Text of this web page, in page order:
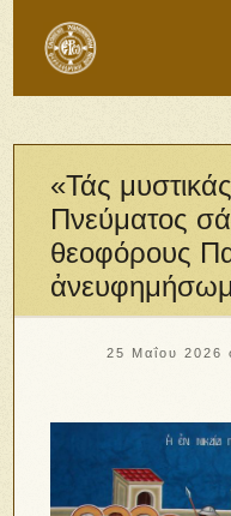
«Τάς
Πνεύματος
θεοφόρους
25 Μαΐου 2026